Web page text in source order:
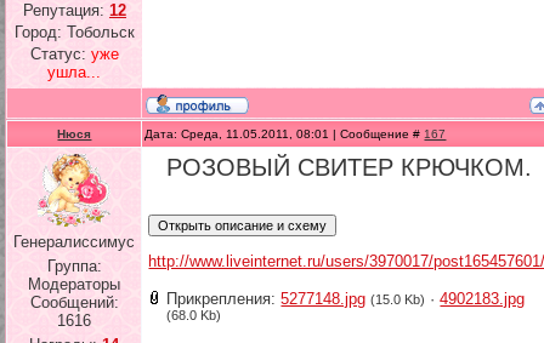
Репутация: 12
Город: Тобольск
Статус: уже
ушла...
Нюся Дата: Среда, 11.05.2011, 08:01 | Сообщение # 167
Генералиссимус
Группа:
Модераторы
Сообщений:
1616
РОЗОВЫЙ СВИТЕР КРЮЧКОМ.
http://www.liveinternet.ru/users/3970017/
Прикрепления:5277148.jpg (15.0 Kb) ·4902183.jpg
(68.0 Kb)